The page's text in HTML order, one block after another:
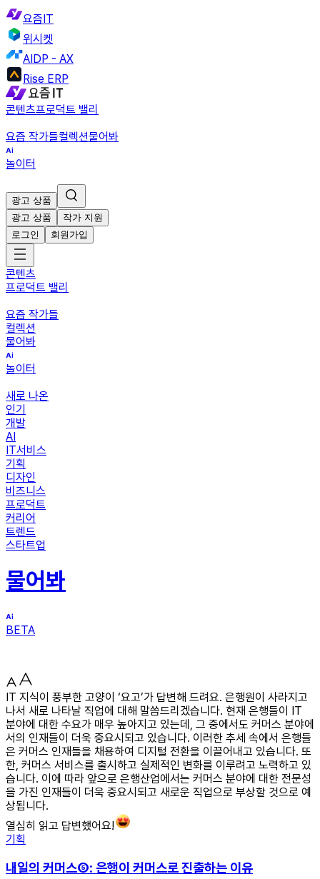
요즘IT
위시켓
AIDP - AX
Rise ERP
콘텐츠프로덕트 밸리
요즘 작가들컬렉션물어봐
놀이터
광고 상품
광고 상품
작가 지원
로그인
회원가입
콘텐츠
프로덕트 밸리
요즘 작가들
컬렉션
물어봐
놀이터
새로 나온
인기
개발
AI
IT서비스
기획
디자인
비즈니스
프로덕트
커리어
트렌드
스타트업
물어봐
BETA
IT 지식이 풍부한 고양이 ‘요고’가 답변해 드려요. 은행원이 사라지고
나서 새로 나타날 직업에 대해 말씀드리겠습니다. 현재 은행들이 IT
분야에 대한 수요가 매우 높아지고 있는데, 그 중에서도 커머스 분야에
서의 인재들이 더욱 중요시되고 있습니다. 이러한 추세 속에서 은행들
은 커머스 인재들을 채용하여 디지털 전환을 이끌어내고 있습니다. 또
한, 커머스 서비스를 출시하고 실제적인 변화를 이루려고 노력하고 있
습니다. 이에 따라 앞으로 은행산업에서는 커머스 분야에 대한 전문성
을 가진 인재들이 더욱 중요시되고 새로운 직업으로 부상할 것으로 예
상됩니다.
열심히 읽고 답변했어요!
기획
내일의 커머스⑤: 은행이 커머스로 진출하는 이유